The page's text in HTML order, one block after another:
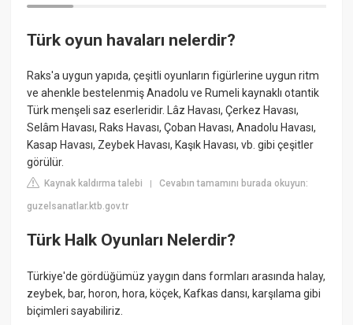
Türk oyun havaları nelerdir?
Raks'a uygun yapıda, çeşitli oyunların figürlerine uygun ritm
ve ahenkle bestelenmiş Anadolu ve Rumeli kaynaklı otantik
Türk menşeli saz eserleridir. Lâz Havası, Çerkez Havası,
Selâm Havası, Raks Havası, Çoban Havası, Anadolu Havası,
Kasap Havası, Zeybek Havası, Kaşık Havası, vb. gibi çeşitler
görülür.
Kaynak kaldırma talebi |Cevabın tamamını burada okuyun:
guzelsanatlar.ktb.gov.tr
Türk Halk Oyunları Nelerdir?
Türkiye'de gördüğümüz yaygın dans formları arasında halay,
zeybek, bar, horon, hora, köçek, Kafkas dansı, karşılama gibi
biçimleri sayabiliriz.